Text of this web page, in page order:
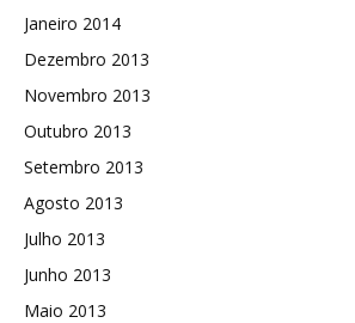
Janeiro 2014
Dezembro 2013
Novembro 2013
Outubro 2013
Setembro 2013
Agosto 2013
Julho 2013
Junho 2013
Maio 2013